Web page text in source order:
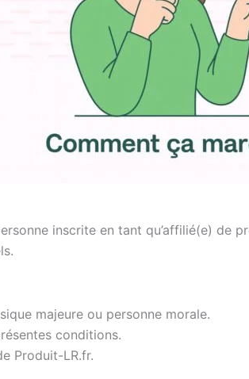
inscrite en tant qu’affilié(e) de
majeure ou personne morale.
conditions.
Produit-LR.fr.